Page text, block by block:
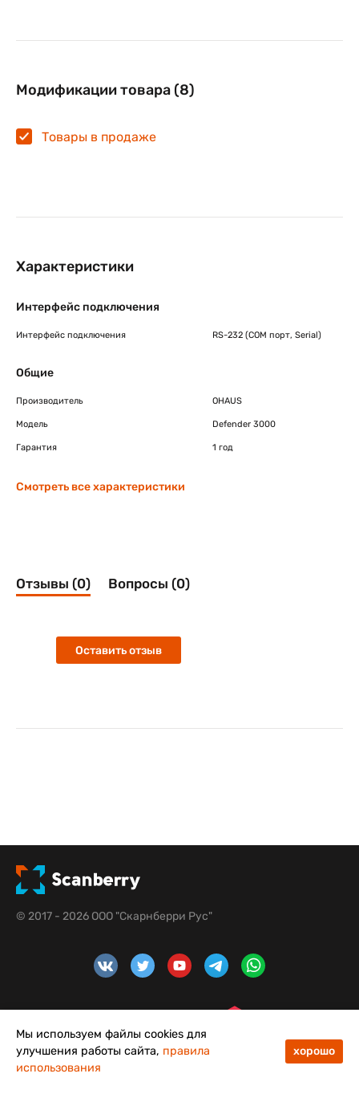
Наличие рифленой поверхности;
Модификации товара (8)
Товары в продаже
Характеристики
Интерфейс подключения
Интерфейс подключения RS-232 (COM порт, Serial)
Общие
Производитель OHAUS
Модель Defender 3000
Гарантия 1 год
Смотреть все характеристики
Отзывы (0) Вопросы (0)
Оставить отзыв
© 2017 - 2026 ООО "Скарнберри Рус"
4,8
Мы используем файлы cookies для
улучшения работы сайта, правила
использования
хорошо